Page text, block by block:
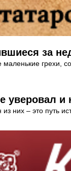
за
маленькие
уверовал
них – это путь